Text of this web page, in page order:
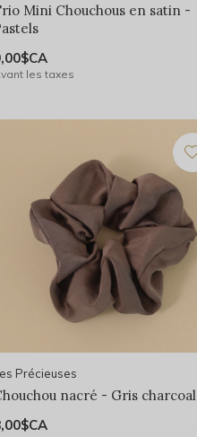
Mini Chouchous en satin -
les taxes
Précieuses
nacré - Gris charcoal